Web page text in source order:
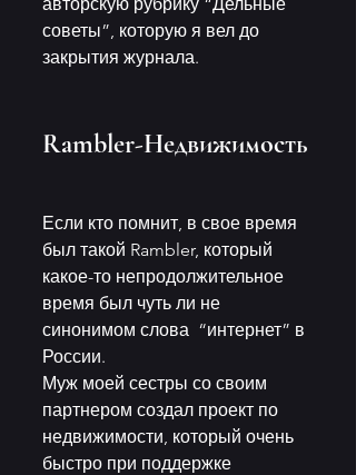
советы”, которую я вел до
закрытия журнала.
Rambler-Недвижимость
Если кто помнит, в свое время
был такой Rambler, который
какое-то непродолжительное
время был чуть ли не
синонимом слова  “интернет” в
России.
Муж моей сестры со своим
партнером создал проект по
недвижимости, который очень
быстро при поддержке